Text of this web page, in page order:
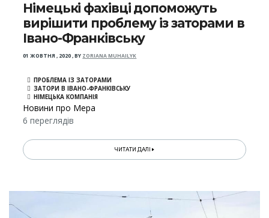
Німецькі фахівці допоможуть
вирішити проблему із заторами в
Івано-Франківську
01 ЖОВТНЯ , 2020,BY ZORIANA MUHAILYK
ПРОБЛЕМА ІЗ ЗАТОРАМИ
ЗАТОРИ В ІВАНО-ФРАНКІВСЬКУ
НІМЕЦЬКА КОМПАНІЯ
Новини про Мера
6 переглядів
ЧИТАТИ ДАЛІ